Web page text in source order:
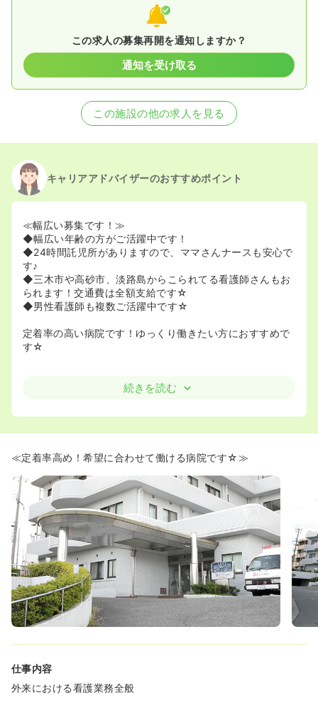
この求人の募集再開を通知しますか？
通知を受け取る
この施設の他の求人を見る
キャリアアドバイザーのおすすめポイント
≪幅広い募集です！≫
◆幅広い年齢の方がご活躍中です！
◆24時間託児所がありますので、ママさんナースも安心で
す♪
◆三木市や高砂市、淡路島からこられてる看護師さんもお
られます！交通費は全額支給です☆
◆男性看護師も複数ご活躍中です☆
定着率の高い病院です！ゆっくり働きたい方におすすめで
す☆
続きを読む
≪定着率高め！希望に合わせて働ける病院です☆≫
仕事内容
外来における看護業務全般